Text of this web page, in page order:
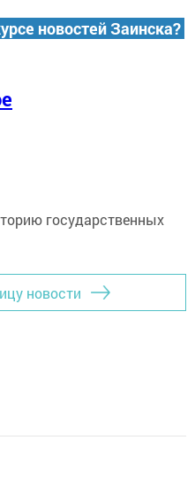
новостей Заинска?
новости